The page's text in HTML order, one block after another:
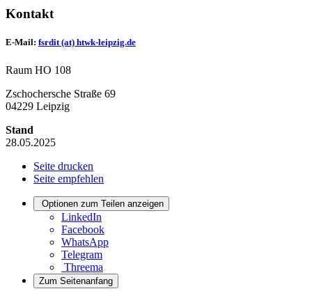
Kontakt
E-Mail: fsrdit (at) htwk-leipzig.de
Raum HO 108
Zschochersche Straße 69
04229 Leipzig
Stand
28.05.2025
Seite drucken
Seite empfehlen
Optionen zum Teilen anzeigen
LinkedIn
Facebook
WhatsApp
Telegram
Threema
Zum Seitenanfang